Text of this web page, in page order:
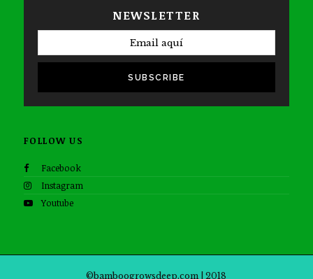
NEWSLETTER
SUBSCRIBE
FOLLOW US
Facebook
Instagram
Youtube
©bamboogrowsdeep.com | 2018